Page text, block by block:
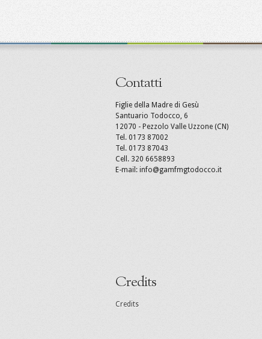
Contatti
Figlie della Madre di Gesù
Santuario Todocco, 6
12070 - Pezzolo Valle Uzzone (CN)
Tel. 0173 87002
Tel. 0173 87043
Cell. 320 6658893
E-mail: info@gamfmgtodocco.it
Credits
Credits